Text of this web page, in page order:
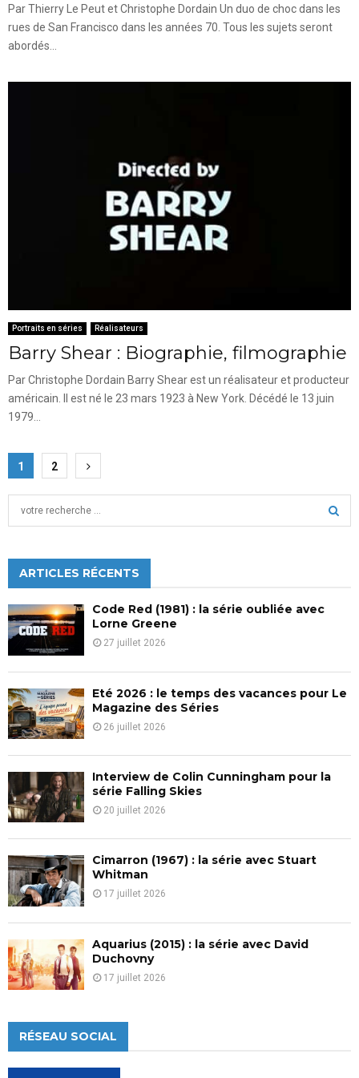
Par Thierry Le Peut et Christophe Dordain Un duo de choc dans les
rues de San Francisco dans les années 70. Tous les sujets seront
abordés...
Portraits en séries Réalisateurs
Barry Shear : Biographie, filmographie
Par Christophe Dordain Barry Shear est un réalisateur et producteur
américain. Il est né le 23 mars 1923 à New York. Décédé le 13 juin
1979...
Pagination
des
publications
1 2
h
f
o
r
:
C
ARTICLES RÉCENTS
Code Red (1981) : la série oubliée avec
Lorne Greene
27 juillet 2026
Eté 2026 : le temps des vacances pour Le
Magazine des Séries
26 juillet 2026
Interview de Colin Cunningham pour la
série Falling Skies
20 juillet 2026
Cimarron (1967) : la série avec Stuart
Whitman
17 juillet 2026
Aquarius (2015) : la série avec David
Duchovny
17 juillet 2026
RÉSEAU SOCIAL